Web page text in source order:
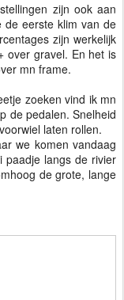
zijn ook aan
de eerste klim van de
zijn werkelijk
over gravel. En het is
mn frame.
zoeken vind ik mn
de pedalen. Snelheid
laten rollen.
we komen vandaag
paadje langs de rivier
de grote, lange